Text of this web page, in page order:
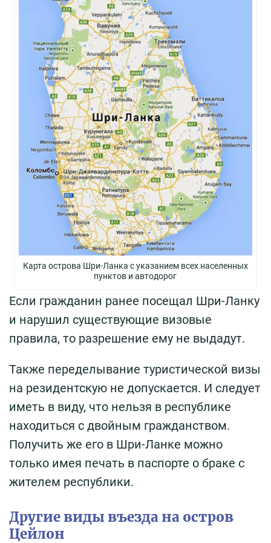
Карта острова Шри-Ланка с указанием всех населенных
пунктов и автодорог
Если гражданин ранее посещал Шри-Ланку
и нарушил существующие визовые
правила, то разрешение ему не выдадут.
Также переделывание туристической визы
на резидентскую не допускается. И следует
иметь в виду, что нельзя в республике
находиться с двойным гражданством.
Получить же его в Шри-Ланке можно
только имея печать в паспорте о браке с
жителем республики.
Другие виды въезда на остров
Цейлон